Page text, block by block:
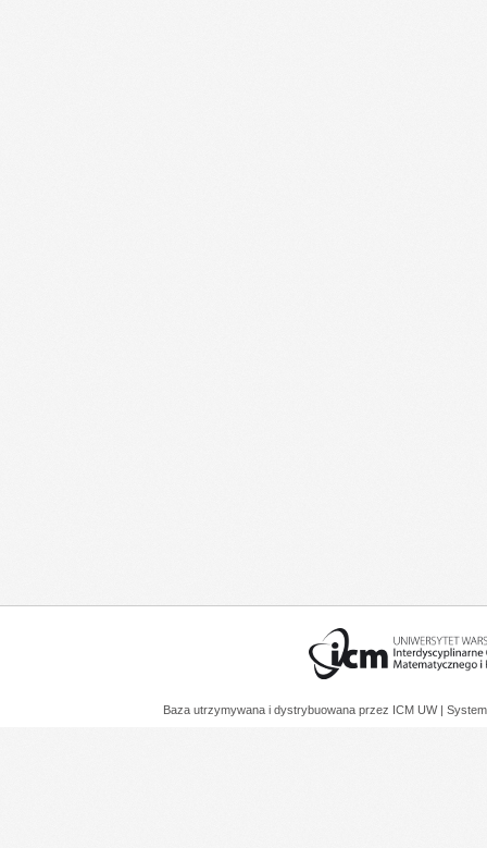
Baza utrzymywana i dystrybuowana przez ICM UW |